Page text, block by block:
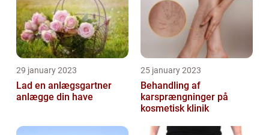
29 january 2023
Lad en anlægsgartner
anlægge din have
25 january 2023
Behandling af
karsprængninger på
kosmetisk klinik